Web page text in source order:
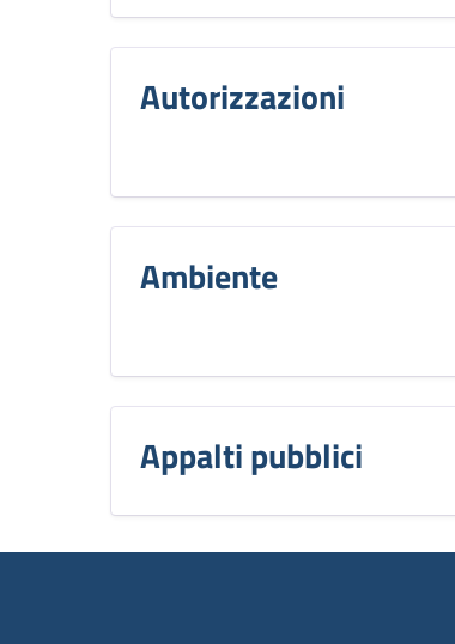
Autorizzazioni
Ambiente
Appalti pubblici